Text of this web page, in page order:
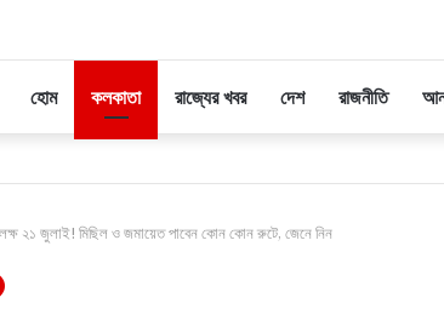
হোম কলকাতা রাজ্যের খবর দেশ রাজনীতি
২১ জুলাই! মিছিল ও জমায়েত পাবেন কোন কোন রুটে, জেনে নিন